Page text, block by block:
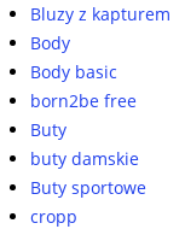
Bluzy z kapturem
Body
Body basic
born2be free
Buty
buty damskie
Buty sportowe
cropp